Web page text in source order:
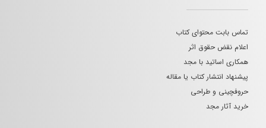
تماس بابت محتوای کتاب
اعلام نقض حقوق اثر
همکاری اساتید با مجد
پیشنهاد انتشار کتاب یا مقاله
حروفچینی و طراحی
خرید آثار مجد